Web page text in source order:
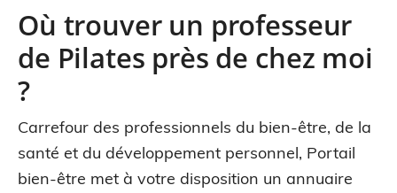
Où trouver un professeur
de Pilates près de chez moi
?
Carrefour des professionnels du bien-être, de la
santé et du développement personnel, Portail
bien-être met à votre disposition un annuaire